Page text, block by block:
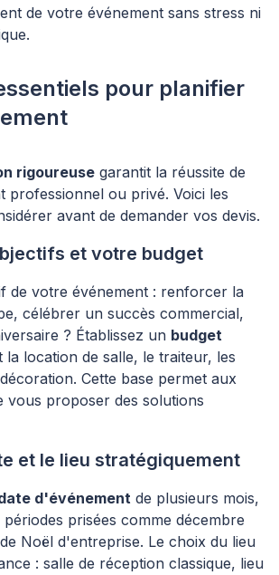
de votre événement sans stress ni
pour planifier
rigoureuse garantit la réussite de
professionnel ou privé. Voici les
avant de demander vos devis.
et votre budget
de votre événement : renforcer la
célébrer un succès commercial,
? Établissez un budget
la location de salle, le traiteur, les
Cette base permet aux
vous proposer des solutions
et le lieu stratégiquement
d'événement de plusieurs mois,
prisées comme décembre
Noël d'entreprise. Le choix du lieu
: salle de réception classique, lieu